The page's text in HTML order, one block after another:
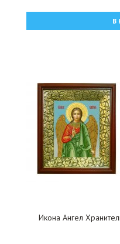
В
Икона Ангел